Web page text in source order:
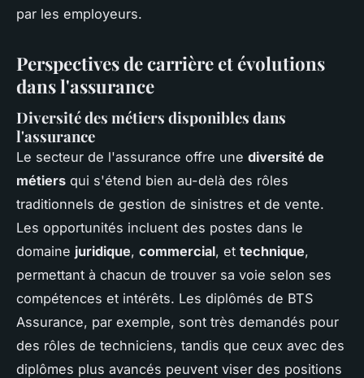
par les employeurs.
Perspectives de carrière et évolutions
dans l'assurance
Diversité des métiers disponibles dans
l'assurance
Le secteur de l'assurance offre une diversité de
métiers qui s'étend bien au-delà des rôles
traditionnels de gestion de sinistres et de vente.
Les opportunités incluent des postes dans le
domaine juridique, commercial, et technique,
permettant à chacun de trouver sa voie selon ses
compétences et intérêts. Les diplômés de BTS
Assurance, par exemple, sont très demandés pour
des rôles de techniciens, tandis que ceux avec des
diplômes plus avancés peuvent viser des positions